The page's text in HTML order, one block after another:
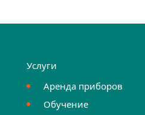
Услуги
Аренда приборов
Обучение